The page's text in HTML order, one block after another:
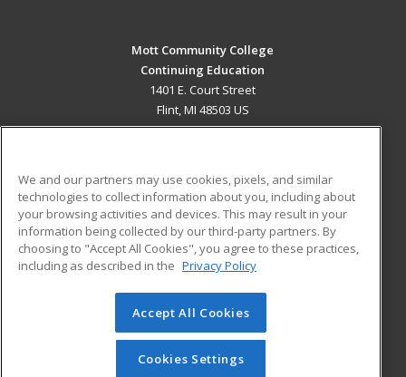
Mott Community College
Continuing Education
1401 E. Court Street
Flint, MI 48503 US
ADDITIONAL RESOURCES
Military
Financial Assistance
Help
Student Blog
© 2026 ed2go, a division of Cengage Learning. All rights
reserved. The material on this site cannot be reproduced or
redistributed unless you have obtained prior written
We and our partners may use cookies, pixels, and similar
technologies to collect information about you, including about
your browsing activities and devices. This may result in your
information being collected by our third-party partners. By
choosing to "Accept All Cookies", you agree to these practices,
including as described in the Privacy Policy
Accept All Cookies
Cookies Settings